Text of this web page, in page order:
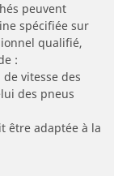
peuvent
spécifiée sur
qualifié,
:
vitesse des
des pneus
être adaptée à la